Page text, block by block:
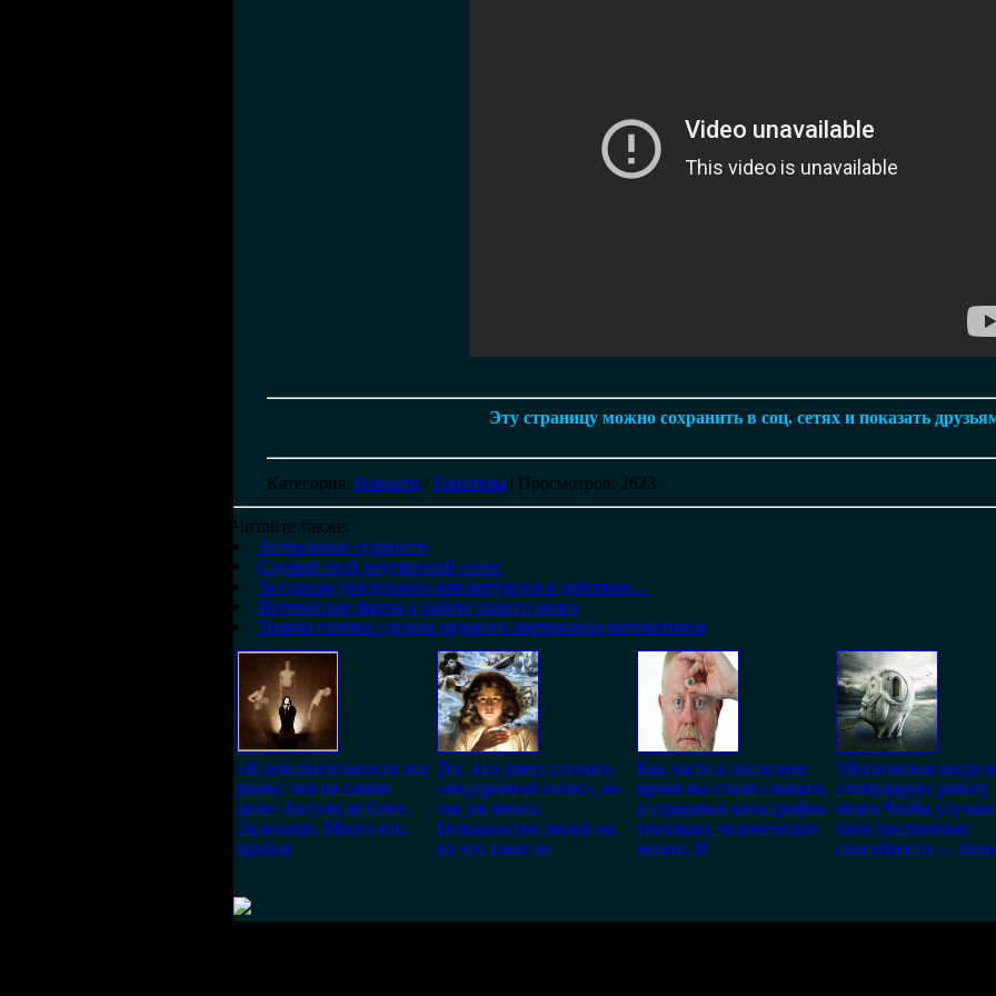
Эту страницу можно сохранить в соц. сетях и показать
Категория: Новости / Гипотезы | Просмотров: 2623
Читайте также:
Астральные сущности
Слушай свой внутренний голос
За гранью увиденного или интуиция в действии…
Интересные факты о работе нашего мозга
Травма головы сделала рядового американца математиком
«В действительности все
иначе, чем на самом
деле» Антуан де Сент-
Экзюпери. Много кто,
пройдя
Тех, кто умеет слушать
«внутренний голос», не
так уж много.
Большинство людей ни
во что такое не
Как часто в последнее
время мы стали слышать
о страшных катастрофах,
уносящих человеческие
жизни. И
1Физическая
стимулирует работу
мозга Чтобы
свои умственные
способности —